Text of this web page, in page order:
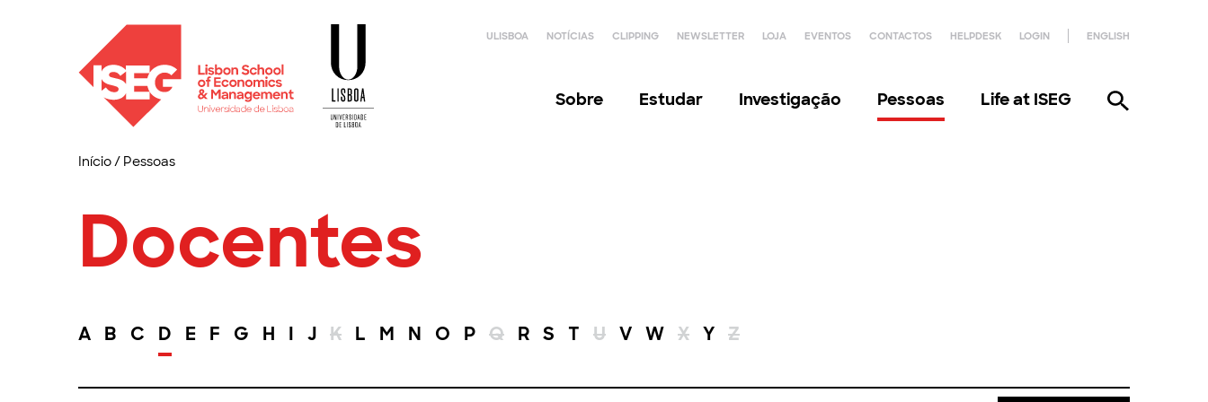
ULISBOA NOTÍCIAS CLIPPING NEWSLETTER LOJA EVENTOS CONTACTOS HELPDESK LOGIN ENGLISH
Sobre Estudar Investigação Pessoas Life at ISEG
Início/ Pessoas
Docentes
A B C D E F G H I J K L M N O P Q R S T U V W X Y Z